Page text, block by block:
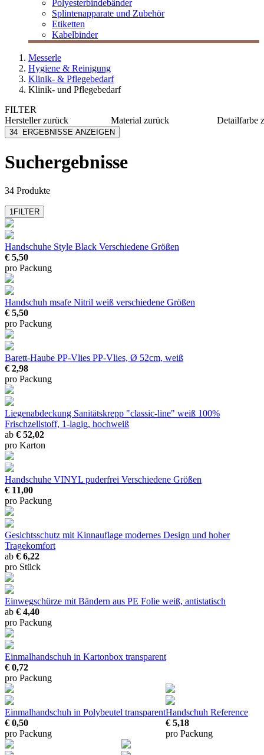
Polyesterbindebänder
Splintenapparate und Zubehör
Etiketten
Kabelbinder
Messerle
Hygiene & Reinigung
Klinik- & Pflegebedarf
Klinik- und Pflegebedarf
FILTER
Herstellerzurück
AMPri
Fripa
INTCO Synmax
mehr anzeigen
Material zurück
Vinyl
Detailfarbe
34 ERGEBNISSE ANZEIGEN
Suchergebnisse
34 Produkte
1FILTER
Handschuhe Style Black Verschiedene Größen
€ 5,50
pro Packung
Handschuh msafe Nitril weiß verschiedene Größen
€ 5,50
pro Packung
Barett-Haube PP-Vlies PP-Vlies, Ø 52cm, weiß
€ 2,98
pro Packung
Liegenabdeckung Sanitätskrepp "classic-line" weiß 100%
Frischzellstoff, 1-lagig, hochweiß
ab € 52,02
pro Karton
Handschuhe VINYL puderfrei Verschiedene Größen
€ 11,00
pro Packung
Gesichtsschutz mit Kinnauflage modernes Design und hoher
Tragekomfort
ab € 6,22
pro Stück
Einwegschürze mit Bändern aus PE Folie weiß, antistatisch
ab € 4,40
pro Packung
Einmalhandschuh in Kartonbox transparent
€ 0,72
pro Packung
Einmalhandschuh in Polybeutel transparent
€ 0,50
pro Packung
Handschuh Reference
€ 5,18
pro Packung